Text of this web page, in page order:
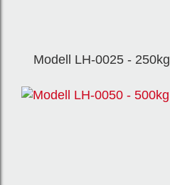
Modell LH-0025 - 250kg